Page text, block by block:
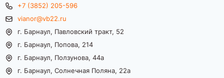
+7 (3852) 205-596
vianor@vb22.ru
г. Барнаул, Павловский тракт, 52
г. Барнаул, Попова, 214
г. Барнаул, Ползунова, 44а
г. Барнаул, Солнечная Поляна, 22а